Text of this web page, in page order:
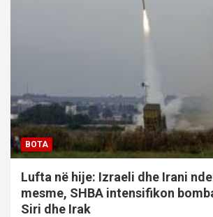
BOTA
Lufta në hije: Izraeli dhe Irani
mesme, SHBA intensifikon
Siri dhe Irak